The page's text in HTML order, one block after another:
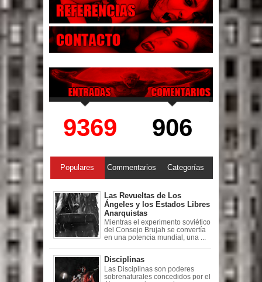
9369 906
Populares Commentarios Categorías
Las Revueltas de Los
Ángeles y los Estados Libres
Anarquistas
Mientras el experimento soviético
del Consejo Brujah se convertía
en una potencia mundial, una ...
Disciplinas
Las Disciplinas son poderes
sobrenaturales concedidos por el